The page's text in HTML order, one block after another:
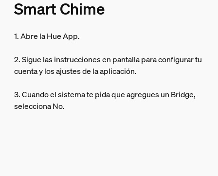
Smart Chime
1. Abre la Hue App.
2. Sigue las instrucciones en pantalla para configurar tu
cuenta y los ajustes de la aplicación.
3. Cuando el sistema te pida que agregues un Bridge,
selecciona No.